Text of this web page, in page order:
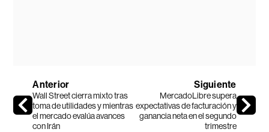
Anterior
Wall Street cierra mixto tras
toma de utilidades y mientras
el mercado evalúa avances
con Irán
Siguiente
MercadoLibre supera
expectativas de facturación y
ganancia neta en el segundo
trimestre